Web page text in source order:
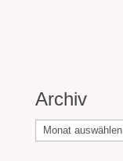
Archiv
Archiv